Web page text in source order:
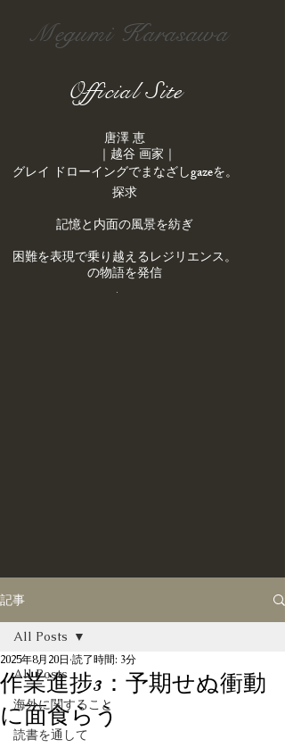
Megumi Karasawa
Official Site
唐澤 恵
｜越谷 画家｜
。​グレイ ドローイングでまなざし
gazeを
探求
記憶と内面の風景を紡ぎ
。困難を表現で乗り越えるレジリエンス
の物語を発信
.
記事
All Posts
海外に関すること
読書を通して
All Posts
作業進捗3：予期せぬ衝動
に面食らう
2025年8月20日 読了時間: 3分